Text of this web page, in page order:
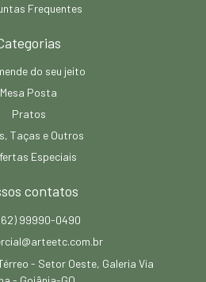
Frequentes
do seu jeito
Mesa Posta
Pratos
Taças e Outros
Especiais
contatos
99990-0490
- Setor Oeste, Galeria Via